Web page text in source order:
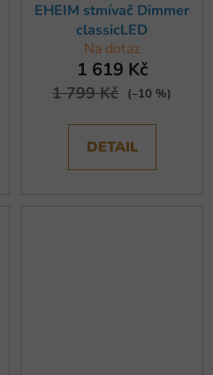
EHEIM stmívač Dimmer
classicLED
Na dotaz
1 619 Kč
1 799 Kč (–10 %)
DETAIL